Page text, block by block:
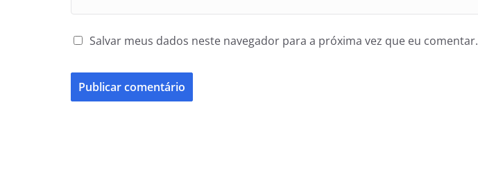
Salvar meus dados neste navegador para a próxima vez que eu comentar.